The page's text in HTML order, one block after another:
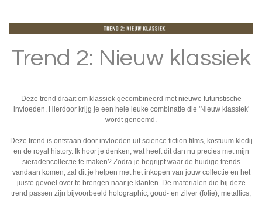
Trend 2: Nieuw klassiek
Deze trend draait om klassiek gecombineerd met nieuwe futuristische
invloeden. Hierdoor krijg je een hele leuke combinatie die 'Nieuw klassiek'
wordt genoemd.
Deze trend is ontstaan door invloeden uit science fiction films, kostuum kledij
en de royal history. Ik hoor je denken, wat heeft dit dan nu precies met mijn
sieradencollectie te maken? Zodra je begrijpt waar de huidige trends
vandaan komen, zal dit je helpen met het inkopen van jouw collectie en het
juiste gevoel over te brengen naar je klanten. De materialen die bij deze
trend passen zijn bijvoorbeeld holographic, goud- en zilver (folie), metallics,